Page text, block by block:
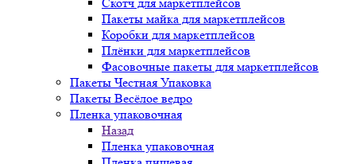
Пакеты майка для маркетплейсов
Коробки для маркетплейсов
Плёнки для маркетплейсов
Фасовочные пакеты для маркетплейсов
Пакеты Честная Упаковка
Пакеты Весёлое ведро
Пленка упаковочная
Назад
Пленка упаковочная